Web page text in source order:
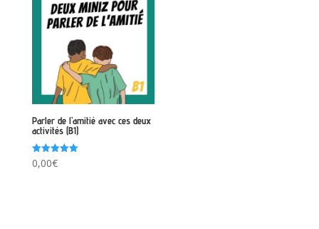
Parler de l’amitié avec ces deux
activités (B1)
Note
5.00
0,00€